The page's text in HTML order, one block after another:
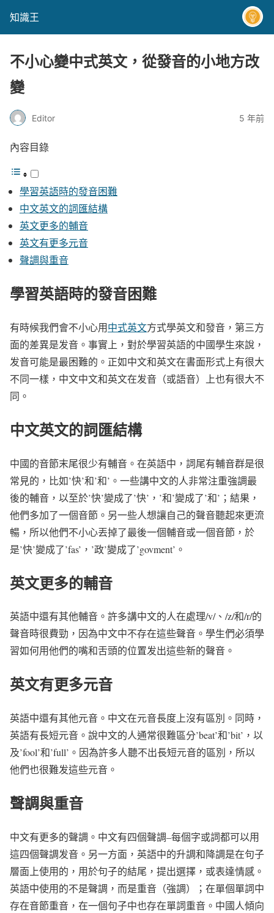
知識王
不小心變中式英文，從發音的小地方改
變
Editor 5 年前
內容目錄
學習英語時的發音困難
中文英文的詞匯結構
英文更多的輔音
英文有更多元音
聲調與重音
學習英語時的發音困難
有時候我們會不小心用中式英文方式學英文和發音，第三方
面的差異是发音。事實上，對於學習英語的中國學生來說，
发音可能是最困難的。正如中文和英文在書面形式上有很大
不同一樣，中文中文和英文在发音（或語音）上也有很大不
同。
中文英文的詞匯結構
中國的音節末尾很少有輔音。在英語中，詞尾有輔音群是很
常見的，比如’快’和’和’。一些講中文的人非常注重強調最
後的輔音，以至於’快’變成了’快’，’和’變成了’和’；結果，
他們多加了一個音節。另一些人想讓自己的聲音聽起來更流
暢，所以他們不小心丟掉了最後一個輔音或一個音節，於
是’快’變成了’fas’，’政’變成了’govment’。
英文更多的輔音
英語中還有其他輔音。許多講中文的人在處理/v/、/z/和/r/的
聲音時很費勁，因為中文中不存在這些聲音。學生們必須學
習如何用他們的嘴和舌頭的位置发出這些新的聲音。
英文有更多元音
英語中還有其他元音。中文在元音長度上沒有區別。同時，
英語有長短元音。說中文的人通常很難區分’beat’和’bit’，以
及’fool’和’full’。因為許多人聽不出長短元音的區別，所以
他們也很難发這些元音。
聲調與重音
中文有更多的聲調。中文有四個聲調–每個字或詞都可以用
這四個聲調发音。另一方面，英語中的升調和降調是在句子
層面上使用的，用於句子的結尾，提出選擇，或表達情感。
英語中使用的不是聲調，而是重音（強調）；在單個單詞中
存在音節重音，在一個句子中也存在單詞重音。中國人傾向